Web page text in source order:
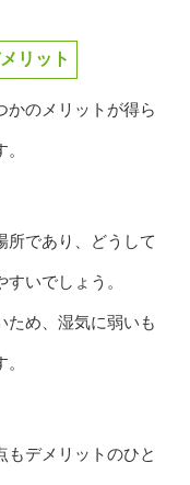
リット
かのメリットが得ら
所であり、どうして
いでしょう。
ため、湿気に弱いも
もデメリットのひと